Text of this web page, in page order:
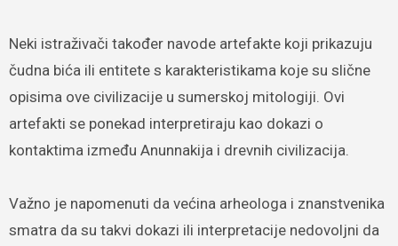
Neki istraživači također navode artefakte koji prikazuju
čudna bića ili entitete s karakteristikama koje su slične
opisima ove civilizacije u sumerskoj mitologiji. Ovi
artefakti se ponekad interpretiraju kao dokazi o
kontaktima između Anunnakija i drevnih civilizacija.
Važno je napomenuti da većina arheologa i znanstvenika
smatra da su takvi dokazi ili interpretacije nedovoljni da